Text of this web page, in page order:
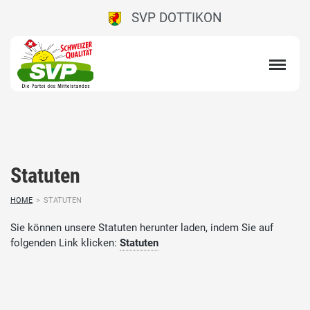
SVP DOTTIKON
Statuten
HOME > STATUTEN
Sie können unsere Statuten herunter laden, indem Sie auf
folgenden Link klicken: Statuten